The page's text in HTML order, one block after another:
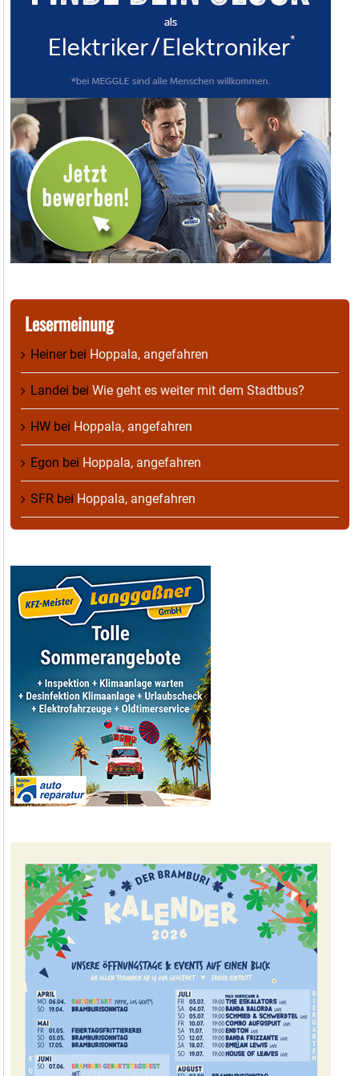
Lesermeinung
Heinerbei Hoppala, angefahren
Landei bei Wie geht es weiter mit dem Stadtbus?
HW bei Hoppala, angefahren
Egon bei Hoppala, angefahren
SFR bei Hoppala, angefahren